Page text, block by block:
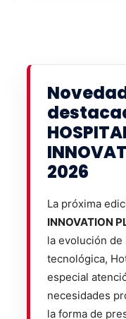
2026
La próxima
INNOVATION
la evolución
tecnológica,
especial
necesidades
la forma de